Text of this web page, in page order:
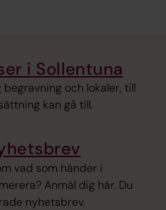
i Sollentuna
och lokaler, till
kan gå till.
vad som händer i
Anmäl dig här. Du
nyhetsbrev.